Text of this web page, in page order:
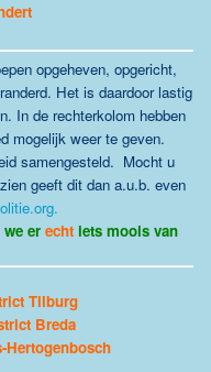
opgeheven, opgericht,
Het is daardoor lastig
In de rechterkolom hebben
mogelijk weer te geven.
samengesteld. Mocht u
geeft dit dan a.u.b. even
.
er echtiets moois van
Tilburg
Breda